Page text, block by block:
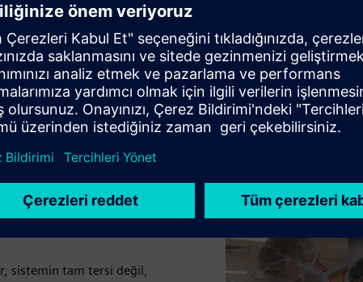
gibi, “Somut
ölçebilmemiz için”.
uyum
sistemin tam tersi değil,